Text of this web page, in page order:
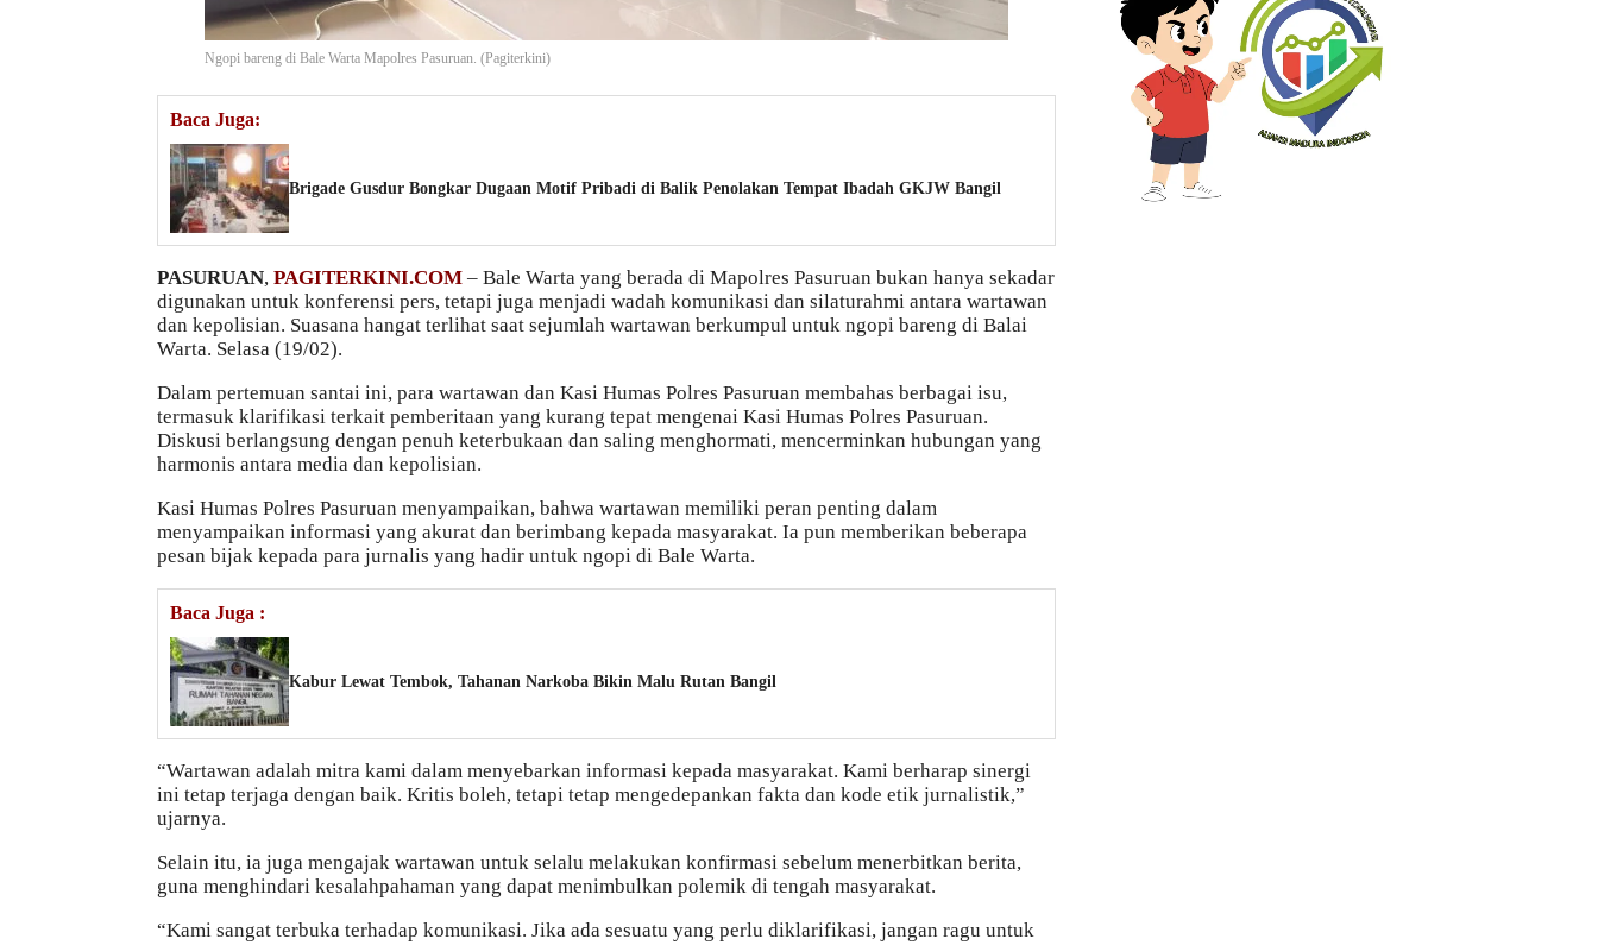
Ngopi bareng di Bale Warta Mapolres Pasuruan. (Pagiterkini)
Baca Juga:
Brigade Gusdur Bongkar Dugaan Motif Pribadi di Balik Penolakan Tempat Ibadah GKJW Bangil
PASURUAN, PAGITERKINI.COM – Bale Warta yang berada di Mapolres Pasuruan bukan hanya sekadar
digunakan untuk konferensi pers, tetapi juga menjadi wadah komunikasi dan silaturahmi antara wartawan
dan kepolisian. Suasana hangat terlihat saat sejumlah wartawan berkumpul untuk ngopi bareng di Balai
Warta. Selasa (19/02).
Dalam pertemuan santai ini, para wartawan dan Kasi Humas Polres Pasuruan membahas berbagai isu,
termasuk klarifikasi terkait pemberitaan yang kurang tepat mengenai Kasi Humas Polres Pasuruan.
Diskusi berlangsung dengan penuh keterbukaan dan saling menghormati, mencerminkan hubungan yang
harmonis antara media dan kepolisian.
Kasi Humas Polres Pasuruan menyampaikan, bahwa wartawan memiliki peran penting dalam
menyampaikan informasi yang akurat dan berimbang kepada masyarakat. Ia pun memberikan beberapa
pesan bijak kepada para jurnalis yang hadir untuk ngopi di Bale Warta.
Baca Juga :
Kabur Lewat Tembok, Tahanan Narkoba Bikin Malu Rutan Bangil
“Wartawan adalah mitra kami dalam menyebarkan informasi kepada masyarakat. Kami berharap sinergi
ini tetap terjaga dengan baik. Kritis boleh, tetapi tetap mengedepankan fakta dan kode etik jurnalistik,”
ujarnya.
Selain itu, ia juga mengajak wartawan untuk selalu melakukan konfirmasi sebelum menerbitkan berita,
guna menghindari kesalahpahaman yang dapat menimbulkan polemik di tengah masyarakat.
“Kami sangat terbuka terhadap komunikasi. Jika ada sesuatu yang perlu diklarifikasi, jangan ragu untuk